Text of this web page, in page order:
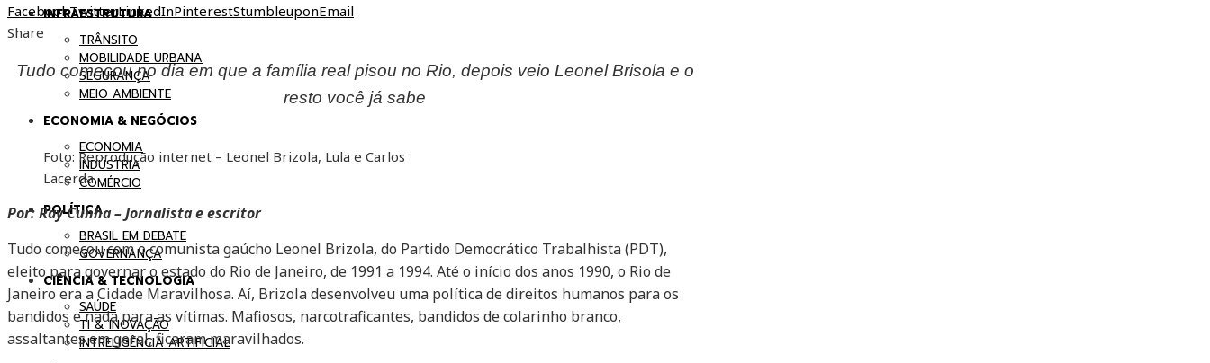
INFRAESTRUTURA
TRÂNSITO
MOBILIDADE URBANA
SEGURANÇA
MEIO AMBIENTE
ECONOMIA & NEGÓCIOS
ECONOMIA
INDÚSTRIA
COMÉRCIO
POLÍTICA
BRASIL EM DEBATE
GOVERNANÇA
CIÊNCIA & TECNOLOGIA
SAÚDE
TI & INOVAÇÃO
INTRELIGÊNCIA ARTIFICIAL
FacebookTwitterLinkedInPinterestStumbleuponEmail
Share
Tudo começou no dia em que a família real pisou no Rio, depois veio Leonel Brisola e o
resto você já sabe
Foto: Reprodução internet – Leonel Brizola, Lula e Carlos
Lacerda
Por: Ray Cunha – Jornalista e escritor
Tudo começou com o comunista gaúcho Leonel Brizola, do Partido Democrático Trabalhista (PDT),
eleito para governar o estado do Rio de Janeiro, de 1991 a 1994. Até o início dos anos 1990, o Rio de
Janeiro era a Cidade Maravilhosa. Aí, Brizola desenvolveu uma política de direitos humanos para os
bandidos e nada para as vítimas. Mafiosos, narcotraficantes, bandidos de colarinho branco,
assaltantes em geral, ficaram maravilhados.